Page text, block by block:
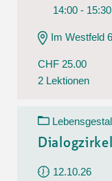
14:00 -
Im Westfeld
CHF 25.00
2 Lektionen
12.10.26